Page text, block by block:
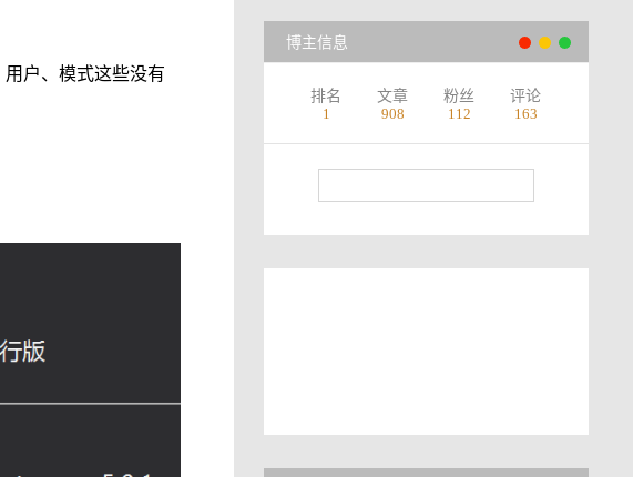
户、模式这些没有
博主信息
排名
1
文章
908
粉丝
112
评论
163